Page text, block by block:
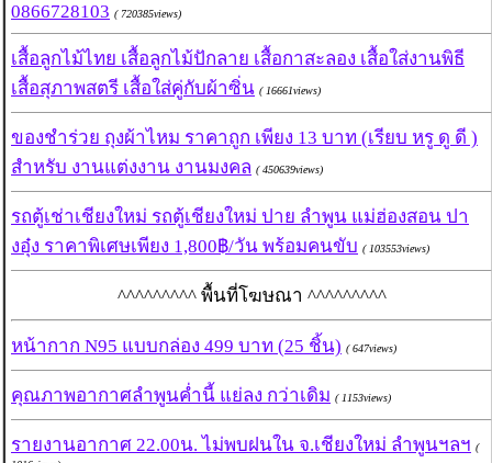
0866728103 ( 720385views)
เสื้อลูกไม้ไทย เสื้อลูกไม้ปักลาย เสื้อกาสะลอง เสื้อใส่งานพิธี
เสื้อสุภาพสตรี เสื้อใส่คู่กับผ้าซิ่น ( 16661views)
ของชำร่วย ถุงผ้าไหม ราคาถูก เพียง 13 บาท (เรียบ หรู ดู ดี )
สำหรับ งานแต่งงาน งานมงคล ( 450639views)
รถตู้เช่าเชียงใหม่ รถตู้เชียงใหม่ ปาย ลำพูน แม่ฮ่องสอน ปา
งอุ๋ง ราคาพิเศษเพียง 1,800฿/วัน พร้อมคนขับ ( 103553views)
^^^^^^^^^ พื้นที่โฆษณา ^^^^^^^^^
หน้ากาก N95 แบบกล่อง 499 บาท (25 ชิ้น) ( 647views)
คุณภาพอากาศลำพูนค่ำนี้ แย่ลง กว่าเดิม ( 1153views)
รายงานอากาศ 22.00น. ไม่พบฝนใน จ.เชียงใหม่ ลำพูนฯลฯ (